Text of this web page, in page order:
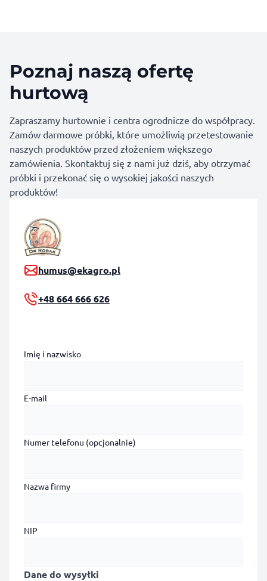
Poznaj naszą ofertę
hurtową
Zapraszamy hurtownie i centra ogrodnicze do współpracy.
Zamów darmowe próbki, które umożliwią przetestowanie
naszych produktów przed złożeniem większego
zamówienia. Skontaktuj się z nami już dziś, aby otrzymać
próbki i przekonać się o wysokiej jakości naszych
produktów!
humus@ekagro.pl
+48 664 666 626
Imię i nazwisko
E-mail
Numer telefonu (opcjonalnie)
Nazwa firmy
NIP
Dane do wysyłki